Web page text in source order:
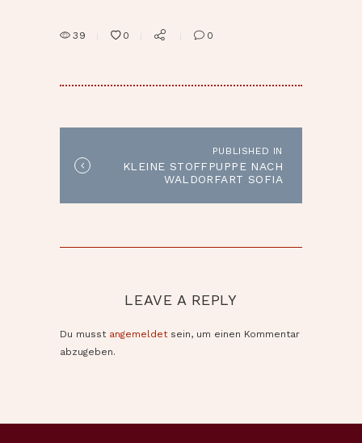
39 0 0
PUBLISHED IN
post:
KLEINE STOFFPUPPE NACH
WALDORFART SOFIA
LEAVE A REPLY
Du musst angemeldetsein, um einen Kommentar
abzugeben.